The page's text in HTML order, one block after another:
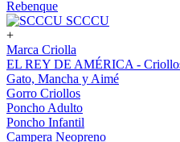
Rebenque
SCCCU
+
Marca Criolla
EL REY DE AMÉRICA -
Gato, Mancha y Aimé
Gorro Criollos
Poncho Adulto
Poncho Infantil
Campera Neopreno